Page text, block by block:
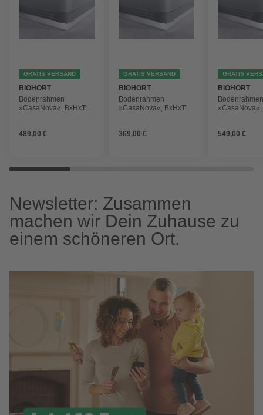
GRATIS VERSAND
BIOHORT
Bodenrahmen
»CasaNova«, BxHxT:
489,00 €
GRATIS VERSAND
BIOHORT
Bodenrahmen
»CasaNova«, BxHxT:
369,00 €
GRATIS
BIOHORT
»CasaNova«,
549,00 €
Newsletter: Zusammen
machen wir Dein Zuhause zu
einem schöneren Ort.